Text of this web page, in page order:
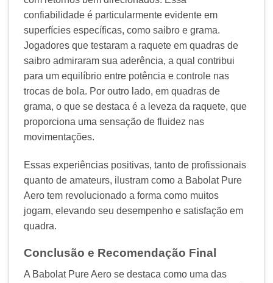
confiabilidade é particularmente evidente em
superfícies específicas, como saibro e grama.
Jogadores que testaram a raquete em quadras de
saibro admiraram sua aderência, a qual contribui
para um equilíbrio entre potência e controle nas
trocas de bola. Por outro lado, em quadras de
grama, o que se destaca é a leveza da raquete, que
proporciona uma sensação de fluidez nas
movimentações.
Essas experiências positivas, tanto de profissionais
quanto de amateurs, ilustram como a Babolat Pure
Aero tem revolucionado a forma como muitos
jogam, elevando seu desempenho e satisfação em
quadra.
Conclusão e Recomendação Final
A Babolat Pure Aero se destaca como uma das